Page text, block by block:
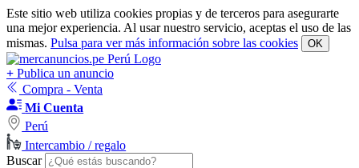
Este sitio web utiliza cookies propias y de terceros para asegurarte
una mejor experiencia. Al usar nuestro servicio, aceptas el uso de las
mismas. Pulsa para ver más información sobre las cookies OK
+ Publica un anuncio
Compra - Venta
Mi Cuenta
Perú
Intercambio / regalo
Buscar